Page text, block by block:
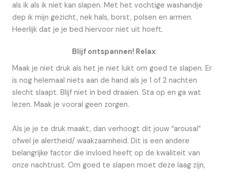
als ik als ik niet kan slapen. Met het vochtige washandje
dep ik mijn gezicht, nek hals, borst, polsen en armen.
Heerlijk dat je je bed hiervoor niet uit hoeft.
Blijf ontspannen! Relax
Maak je niet druk als het je niet lukt om goed te slapen. Er
is nog helemaal niets aan de hand als je 1 of 2 nachten
slecht slaapt. Blijf niet in bed draaien. Sta op en ga wat
lezen. Maak je vooral geen zorgen.
Als je je te druk maakt, dan verhoogt dit jouw “arousal”
ofwel je alertheid/ waakzaamheid. Dit is een andere
belangrijke factor die invloed heeft op de kwaliteit van
onze nachtrust. Om goed te slapen moet deze laag zijn,